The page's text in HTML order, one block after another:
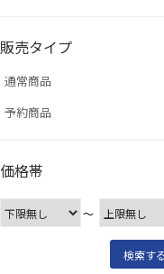
販売タイプ
通常商品
予約商品
価格帯
〜